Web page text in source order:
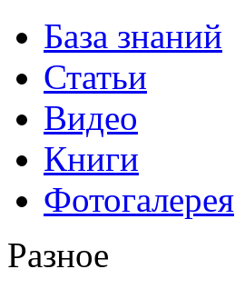
База знаний
Статьи
Видео
Книги
Фотогалерея
Разное